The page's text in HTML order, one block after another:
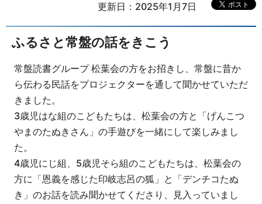
更新日：2025年1月7日
ふるさと常盤の話をきこう
常盤読書グループ 松葉会の方をお招きし、常盤に昔か
ら伝わる民話をプロジェクターを通して聞かせていただ
きました。
3歳児はな組のこどもたちは、松葉会の方と「げんこつ
やまのたぬきさん」の手遊びを一緒にして楽しみまし
た。
4歳児にじ組、5歳児そら組のこどもたちは、松葉会の
方に「恩義を感じた印岐志呂の狐」と「デンチコたぬ
き」のお話を読み聞かせてくださり、見入っていまし